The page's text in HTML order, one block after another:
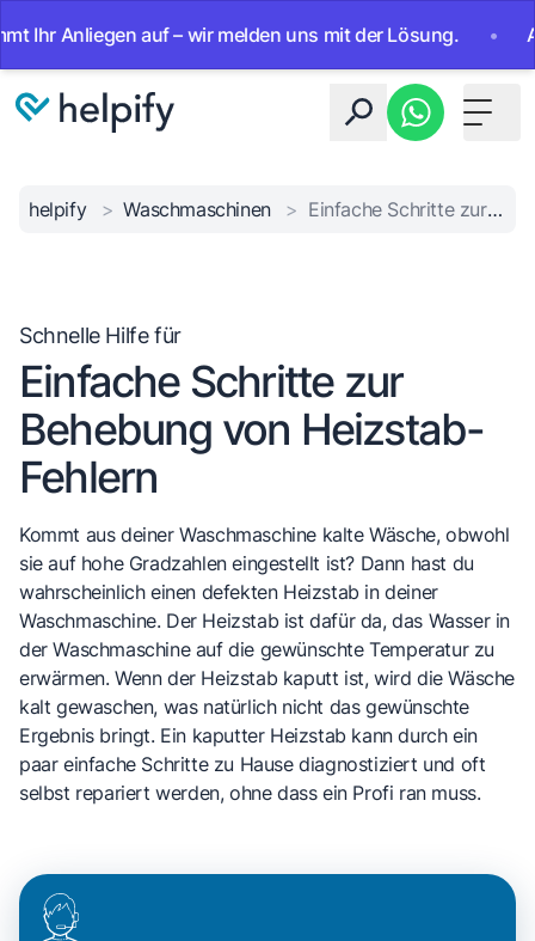
auf – wir melden uns mit der Lösung. • Ab
Toggle
helpify > Waschmaschinen > Einfache Schritte zur Behebung von Heizstab-Fehlern
Schnelle Hilfe für
Einfache Schritte zur
Behebung von Heizstab-
Fehlern
Kommt aus deiner Waschmaschine kalte Wäsche, obwohl
sie auf hohe Gradzahlen eingestellt ist? Dann hast du
wahrscheinlich einen defekten Heizstab in deiner
Waschmaschine. Der Heizstab ist dafür da, das Wasser in
der Waschmaschine auf die gewünschte Temperatur zu
erwärmen. Wenn der Heizstab kaputt ist, wird die Wäsche
kalt gewaschen, was natürlich nicht das gewünschte
Ergebnis bringt. Ein kaputter Heizstab kann durch ein
paar einfache Schritte zu Hause diagnostiziert und oft
selbst repariert werden, ohne dass ein Profi ran muss.